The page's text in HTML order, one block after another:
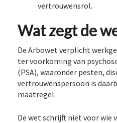
vertrouwensrol.
Wat zegt de
De Arbowet verplicht
ter voorkoming van
(PSA), waaronder pesten,
vertrouwenspersoon is
maatregel.
De wet schrijft niet voor wie